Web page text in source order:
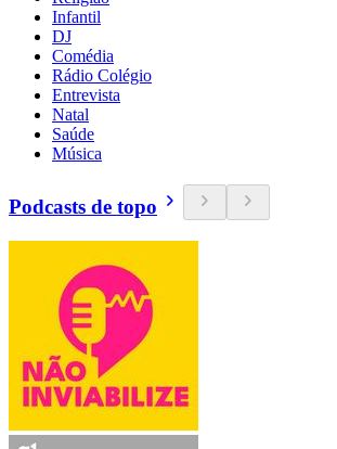
Infantil
DJ
Comédia
Rádio Colégio
Entrevista
Natal
Saúde
Música
Podcasts de topo